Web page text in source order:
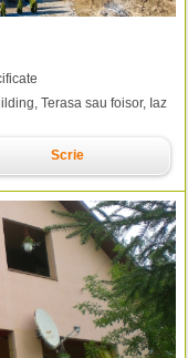
Terasa sau foisor, Iaz
Scrie